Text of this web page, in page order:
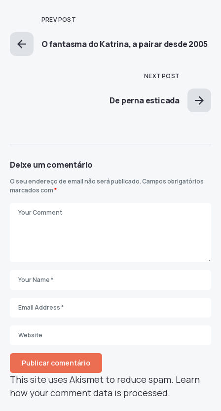
PREV POST
O fantasma do Katrina, a pairar desde 2005
NEXT POST
De perna esticada
Deixe um comentário
O seu endereço de email não será publicado.Campos obrigatórios
marcados com*
This site uses Akismet to reduce spam. Learn
how your comment data is processed.